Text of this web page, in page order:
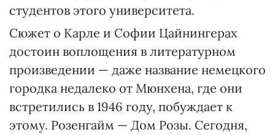
студентов этого университета.
Сюжет о Карле и Софии Цайнингерах
достоин воплощения в литературном
произведении — даже название немецкого
городка недалеко от Мюнхена, где они
встретились в 1946 году, побуждает к
этому. Розенгайм — Дом Розы. Сегодня,